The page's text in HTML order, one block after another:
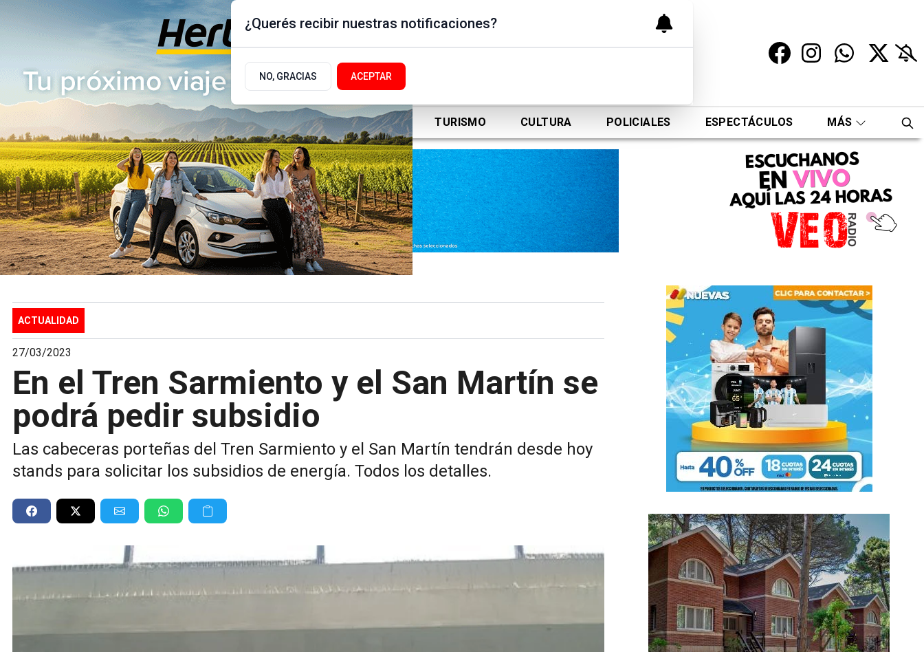
Jueves 6 de Agosto
de 2026
17.9ºc | Buenos Aires, AR
ACTUALIDAD POLÍTICA DEPORTES TURISMO CULTURA POLICIALES ESPECTÁCULOS MÁS
ACTUALIDAD
27/03/2023
En el Tren Sarmiento y el San Martín se
podrá pedir subsidio
Las cabeceras porteñas del Tren Sarmiento y el San Martín tendrán desde hoy
stands para solicitar los subsidios de energía. Todos los detalles.
¿Querés recibir nuestras notificaciones?
NO, GRACIAS ACEPTAR